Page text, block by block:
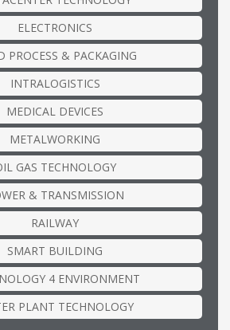
ELECTRONICS
PROCESS & PACKAGING
INTRALOGISTICS
MEDICAL DEVICES
METALWORKING
GAS TECHNOLOGY
& TRANSMISSION
RAILWAY
SMART BUILDING
4 ENVIRONMENT
PLANT TECHNOLOGY